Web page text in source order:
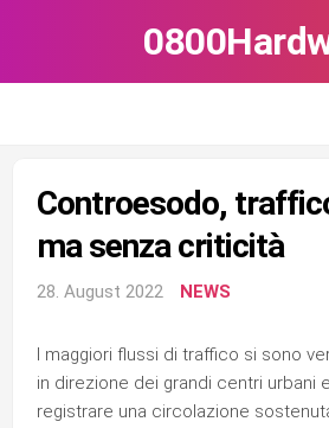
Controesodo,
ma senza criticità
28. August 2022 NEWS
I maggiori flussi di traffico si sono
in direzione dei grandi centri urbani
registrare una circolazione